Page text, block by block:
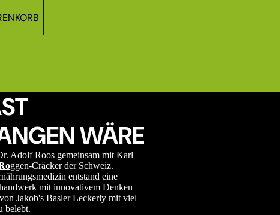
WÄRE
Adolf Roos gemeinsam mit Karl
ggen-Cräcker der Schweiz.
entstand eine
mit innovativem Denken
Jakob's Basler Leckerly mit viel
belebt.